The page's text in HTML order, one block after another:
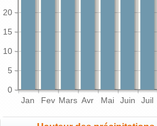
Jan Fev Mars Avr Mai Juin Juil
0
5
10
15
20